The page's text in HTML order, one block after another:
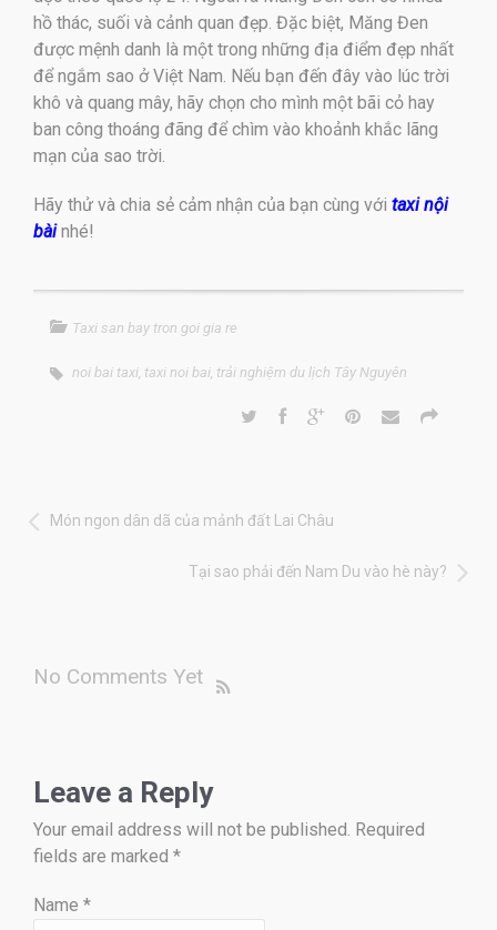
hồ thác, suối và cảnh quan đẹp. Đặc biệt, Măng Đen
được mệnh danh là một trong những địa điểm đẹp nhất
để ngắm sao ở Việt Nam. Nếu bạn đến đây vào lúc trời
khô và quang mây, hãy chọn cho mình một bãi cỏ hay
ban công thoáng đãng để chìm vào khoảnh khắc lãng
mạn của sao trời.
Hãy thử và chia sẻ cảm nhận của bạn cùng với taxi nội
bàinhé!
Taxi san bay tron goi gia re
noi bai taxi, taxi noi bai, trải nghiệm du lịch Tây Nguyên
Món ngon dân dã của mảnh đất Lai Châu
Tại sao phải đến Nam Du vào hè này?
No Comments Yet
Leave a Reply
Your email address will not be published. Required
fields are marked *
Name *